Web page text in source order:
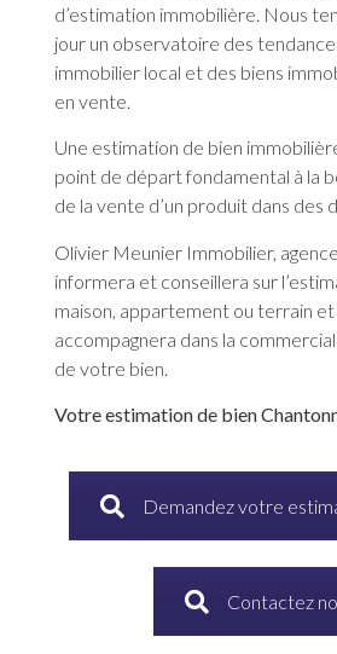
d’estimation immobilière. Nous
jour un observatoire des
immobilier local et des biens
en vente.
Une estimation de bien
point de départ fondamental à la
de la vente d’un produit dans des
Olivier Meunier Immobilier,
informera et conseillera sur
maison, appartement ou terrain et
accompagnera dans la
de votre bien.
Votre estimation de bien
Demandez votre
Contactez